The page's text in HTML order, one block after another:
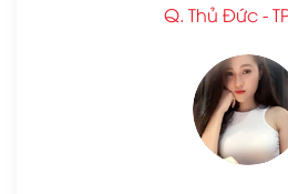
Q. Thủ Đức -